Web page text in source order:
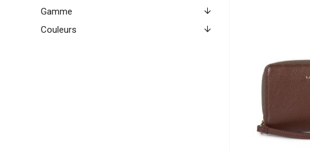
Gamme
Couleurs